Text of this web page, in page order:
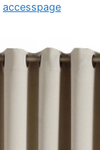
accesspage